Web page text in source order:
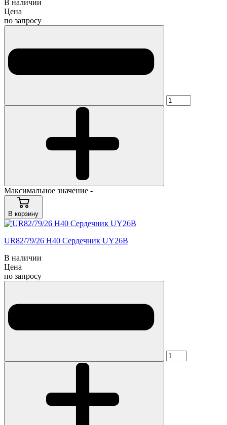
В наличии
Цена
по запросу
Максимальное значение -
В корзину
UR82/79/26 H40 Сердечник UY26B
В наличии
Цена
по запросу